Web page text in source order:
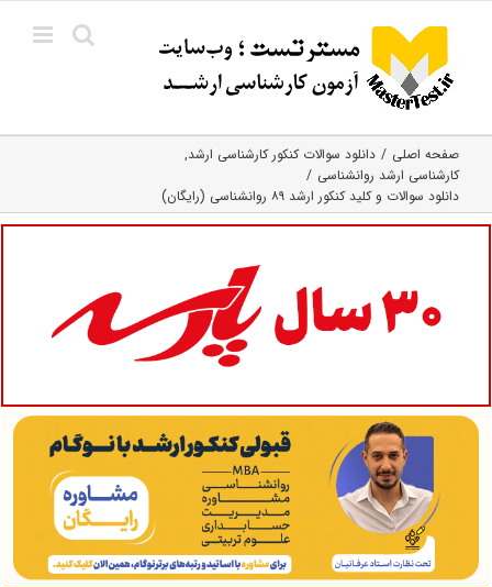
content
صفحه اصلی
دانلود سوالات کنکور کارشناسی ارشد
کارشناسی ارشد روانشناسی
دانلود سوالات و کلید کنکور ارشد ۸۹ روانشناسی (رایگان)